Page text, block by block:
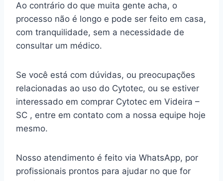
Ao contrário do que muita gente acha, o
processo não é longo e pode ser feito em casa,
com tranquilidade, sem a necessidade de
consultar um médico.
Se você está com dúvidas, ou preocupações
relacionadas ao uso do Cytotec, ou se estiver
interessado em comprar Cytotec em Videira –
SC , entre em contato com a nossa equipe hoje
mesmo.
Nosso atendimento é feito via WhatsApp, por
profissionais prontos para ajudar no que for